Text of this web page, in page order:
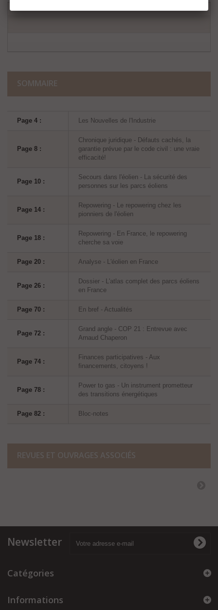
SOMMAIRE
Page 4 : Les Nouvelles de l'Industrie
Page 8 :
Chronique juridique - Défauts cachés, la
garantie prévue par le code civil : une vraie
efficacité!
Page 10 :
Secours dans l'éolien - La sécurité des
personnes sur les parcs éoliens
Page 14 :
Repowering - Le repowering chez les
pionniers de l'éolien
Page 18 :
Repowering - En France, le repowering
cherche sa voie
Page 20 : Analyse - L'éolien en France
Page 26 :
Dossier - L'atlas complet des parcs éoliens
en France
Page 70 : En bref - Actualités
Page 72 :
Grand angle - COP 21 : Entrevue avec
Arnaud Chaperon
Page 74 :
Finances participatives - Aux
financements, citoyens !
Page 78 :
Power to gas - Un instrument prometteur
des transitions énergétiques
Page 82 : Bloc-notes
REVUES ET OUVRAGES ASSOCIÉS
Newsletter
Catégories
Informations